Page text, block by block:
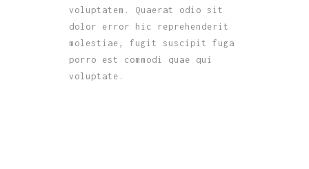
voluptatem. Quaerat odio sit
dolor error hic reprehenderit
molestiae, fugit suscipit fuga
porro est commodi quae qui
voluptate.